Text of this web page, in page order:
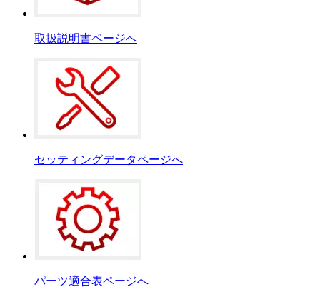
取扱説明書ページへ
セッティングデータページへ
パーツ適合表ページへ